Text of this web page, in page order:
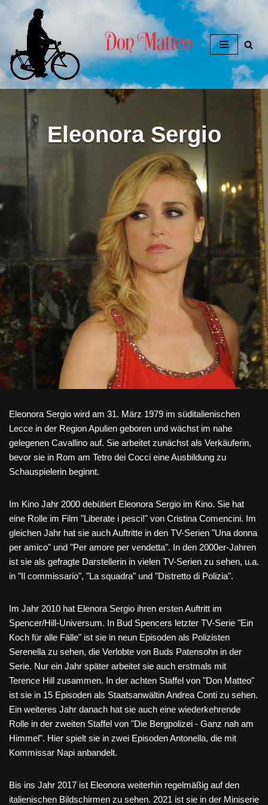
springen
Eleonora Sergio
Eleonora Sergio wird am 31. März 1979 im süditalienischen
Lecce in der Region Apulien geboren und wächst im nahe
gelegenen Cavallino auf. Sie arbeitet zunächst als Verkäuferin,
bevor sie in Rom am Tetro dei Cocci eine Ausbildung zu
Schauspielerin beginnt.
Im Kino Jahr 2000 debütiert Eleonora Sergio im Kino. Sie hat
eine Rolle im Film "Liberate i pesci!" von Cristina Comencini. Im
gleichen Jahr hat sie auch Auftritte in den TV-Serien "Una donna
per amico" und "Per amore per vendetta". In den 2000er-Jahren
ist sie als gefragte Darstellerin in vielen TV-Serien zu sehen, u.a.
in "Il commissario", "La squadra" und "Distretto di Polizia".
Im Jahr 2010 hat Elenora Sergio ihren ersten Auftritt im
Spencer/Hill-Universum. In Bud Spencers letzter TV-Serie "Ein
Koch für alle Fälle" ist sie in neun Episoden als Polizisten
Serenella zu sehen, die Verlobte von Buds Patensohn in der
Serie. Nur ein Jahr später arbeitet sie auch erstmals mit
Terence Hill zusammen. In der achten Staffel von "Don Matteo"
ist sie in 15 Episoden als Staatsanwältin Andrea Conti zu sehen.
Ein weiteres Jahr danach hat sie auch eine wiederkehrende
Rolle in der zweiten Staffel von "Die Bergpolizei - Ganz nah am
Himmel". Hier spielt sie in zwei Episoden Antonella, die mit
Kommissar Napi anbandelt.
Bis ins Jahr 2017 ist Eleonora weiterhin regelmäßig auf den
italienischen Bildschirmen zu sehen. 2021 ist sie in der Miniserie